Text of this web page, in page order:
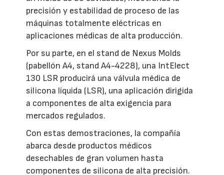
precisión y estabilidad de proceso de las
máquinas totalmente eléctricas en
aplicaciones médicas de alta producción.
Por su parte, en el stand de Nexus Molds
(pabellón A4, stand A4-4228), una IntElect
130 LSR producirá una válvula médica de
silicona líquida (LSR), una aplicación dirigida
a componentes de alta exigencia para
mercados regulados.
Con estas demostraciones, la compañía
abarca desde productos médicos
desechables de gran volumen hasta
componentes de silicona de alta precisión.